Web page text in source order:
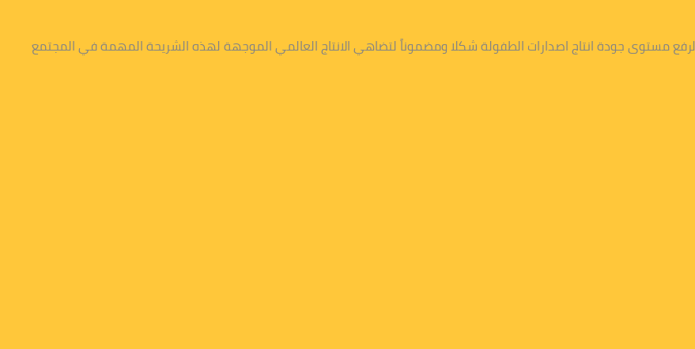
مستوى جودة انتاج اصدارات الطفولة شكلا ومضموناً لتضاهي الانتاج العالمي الموجهة لهذه الشريحة المهمة في المجتمع